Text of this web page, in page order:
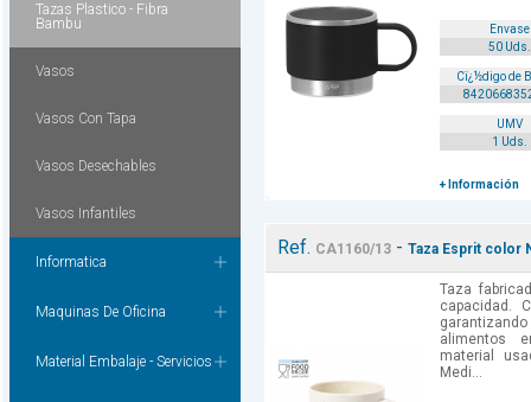
Tazas Plastico - Fibra
Bambu
Vasos
Vasos Con Tapa
Vasos Desechables
Vasos Infantiles
Informatica
Maquinas De Oficina
Material Embalaje - Servicios
Envase
50 Uds.
Cï¿½digo de
UMV
1 Uds.
+ Información
Ref. CA1160/13- Taza Esprit color
Taza
capacidad.
alimentos
material
Medi...